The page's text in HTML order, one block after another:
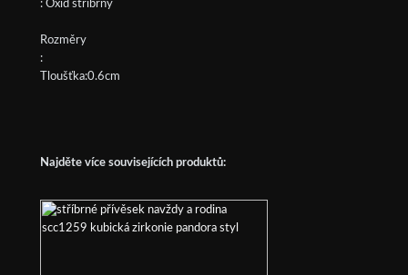
: Oxid stříbrný
Rozměry
:
Tloušťka:0.6cm
Najděte více souvisejících produktů: